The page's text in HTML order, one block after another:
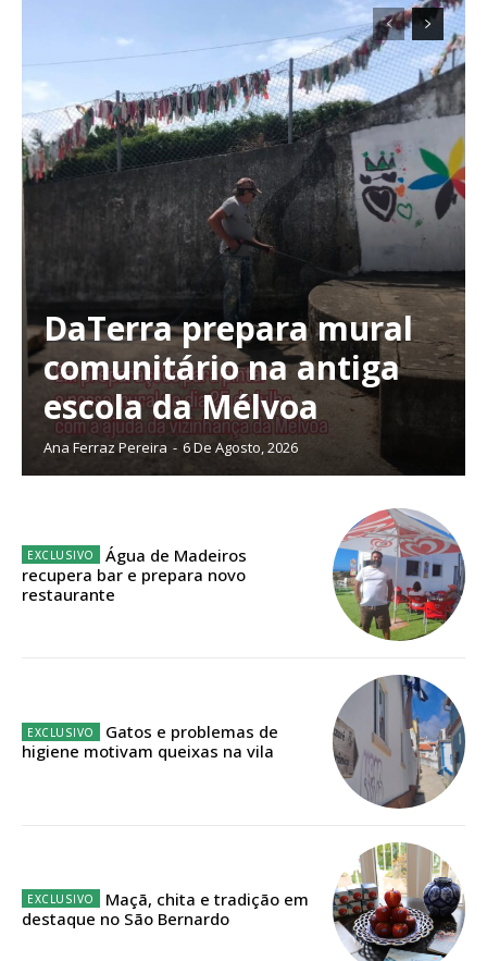
Planos de Assinatura
Faça-se assinante do Região de Cister e ajude-nos a manter este serviço
público!
Sendo assinante terá acesso a todos os conteúdos exclusivos e versões
12 meses
DaTerra prepara mural
comunitário na antiga
escola da Mélvoa
Ana Ferraz Pereira - 6 De Agosto, 2026
Água de Madeiros
recupera bar e prepara novo
restaurante
Gatos e problemas de
higiene motivam queixas na vila
Maçã, chita e tradição em
destaque no São Bernardo